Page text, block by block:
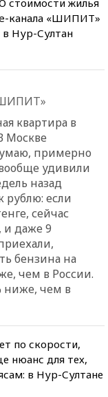
канала «ШИПИТ»
в Нур-Султан
квартира в
Москве
примерно
удивили
назад
рублю: если
сейчас
и даже 9
бензина на
чем в России.
ниже, чем в
по скорости,
нюанс для тех,
в Нур-Султане